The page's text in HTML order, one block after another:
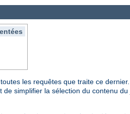
les requêtes que traite ce
de simplifier la sélection du contenu